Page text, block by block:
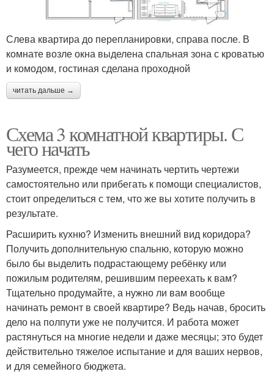
Слева квартира до перепланировки, справа после. В
комнате возле окна выделена спальная зона с кроватью
и комодом, гостиная сделана проходной
читать дальше →
Схема 3 комнатной квартиры. С
чего начать
Разумеется, прежде чем начинать чертить чертежи
самостоятельно или прибегать к помощи специалистов,
стоит определиться с тем, что же вы хотите получить в
результате.
Расширить кухню? Изменить внешний вид коридора?
Получить дополнительную спальню, которую можно
было бы выделить подрастающему ребёнку или
пожилым родителям, решившим переехать к вам?
Тщательно продумайте, а нужно ли вам вообще
начинать ремонт в своей квартире? Ведь начав, бросить
дело на полпути уже не получится. И работа может
растянуться на многие недели и даже месяцы; это будет
действительно тяжелое испытание и для ваших нервов,
и для семейного бюджета.